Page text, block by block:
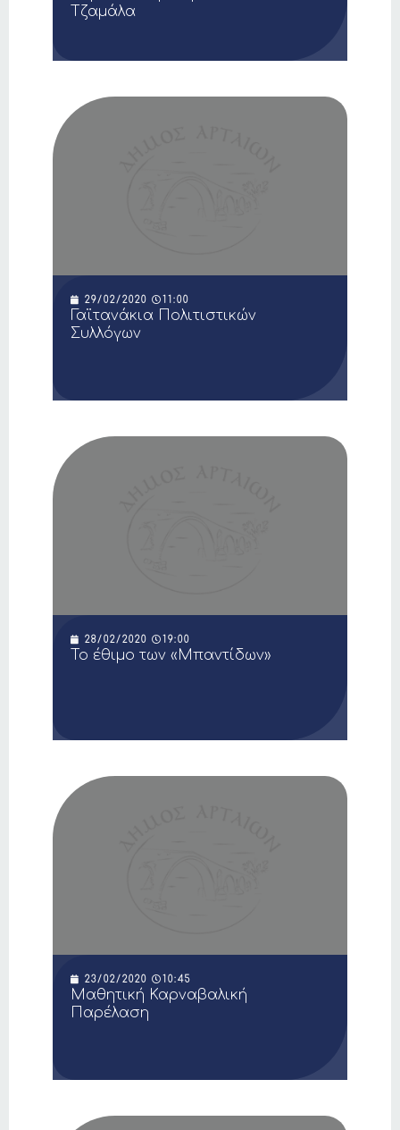
Τζαμάλα
29/02/2020 11:00
Γαϊτανάκια Πολιτιστικών
Συλλόγων
28/02/2020 19:00
Το έθιμο των «Μπαντίδων»
23/02/2020 10:45
Μαθητική Καρναβαλική
Παρέλαση